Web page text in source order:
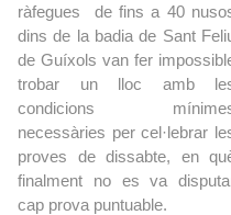
ràfegues de fins a 40
dins de la badia de Sant
de Guíxols van fer
trobar un lloc amb
condicions
necessàries per cel·lebrar
proves de dissabte, en
finalment no es va
cap prova puntuable.